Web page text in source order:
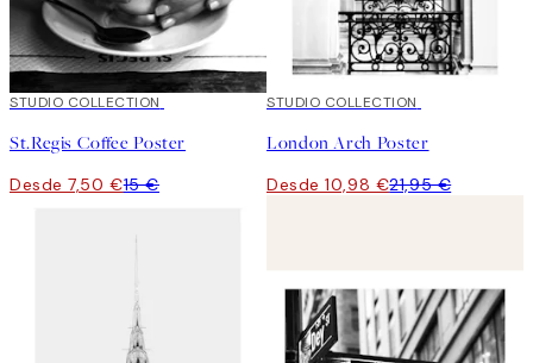
50%*
STUDIO COLLECTION
St.Regis Coffee Poster
Desde 7,50 €15 €
50%*
STUDIO COLLECTION
London Arch Poster
Desde 10,98 €21,95 €